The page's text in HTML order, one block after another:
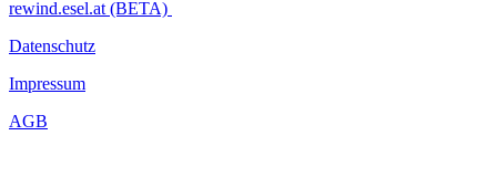
rewind.esel.at (BETA)
Datenschutz
Impressum
AGB